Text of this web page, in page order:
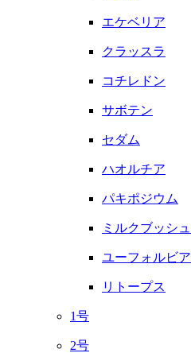
エケベリア
クラッスラ
コチレドン
サボテン
セダム
ハオルチア
パキポジウム
ミルクブッシュ
ユーフォルビア
リトープス
1号
2号